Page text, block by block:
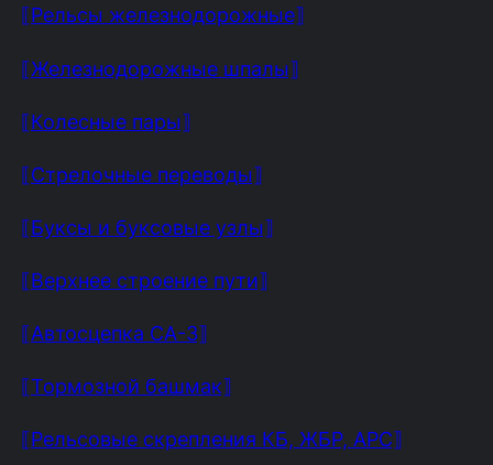
⟦Рельсы железнодорожные⟧
⟦Железнодорожные шпалы⟧
⟦Колесные пары⟧
⟦Стрелочные переводы⟧
⟦Буксы и буксовые узлы⟧
⟦Верхнее строение пути⟧
⟦Автосцепка СА-3⟧
⟦Тормозной башмак⟧
⟦Рельсовые скрепления КБ, ЖБР, АРС⟧